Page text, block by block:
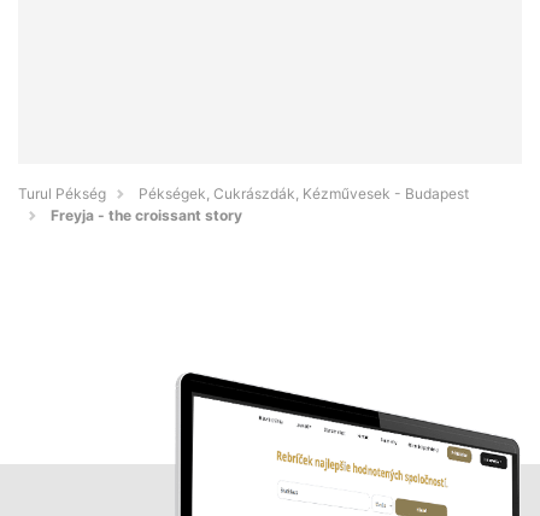
Turul Pékség
Pékségek, Cukrászdák, Kézművesek - Budapest
Freyja - the croissant story